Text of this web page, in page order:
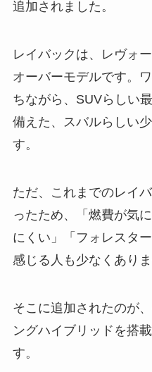
追加されました。
レイバックは、レヴォ
オーバーモデルです。
ちながら、SUVらしい
備えた、スバルらしい
す。
ただ、これまでのレイ
ったため、「燃費が気
にくい」「フォレスタ
感じる人も少なくありま
そこに追加されたのが
ングハイブリッドを搭
す。